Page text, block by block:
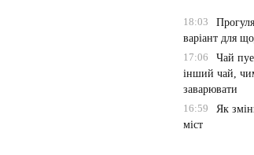
18:03
варіант для
17:06
Чай
інший чай,
заварювати
16:59
Як
міст